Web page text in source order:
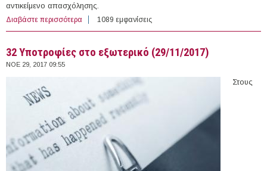
αντικείμενο απασχόλησης.
Διαβάστε περισσότερα για 52 θέσεις εργασίας στον Ιδιωτικό Τομέα στο
εξωτερικό (29/11/2017)
1089 εμφανίσεις
32 Υποτροφίες στο εξωτερικό (29/11/2017)
ΝΟΕ 29, 2017 09:55
Στους